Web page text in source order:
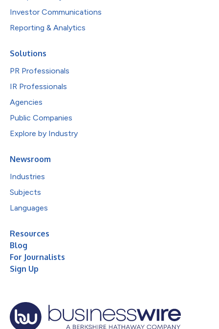
Investor Communications
Reporting & Analytics
Solutions
PR Professionals
IR Professionals
Agencies
Public Companies
Explore by Industry
Newsroom
Industries
Subjects
Languages
Resources
Blog
For Journalists
Sign Up